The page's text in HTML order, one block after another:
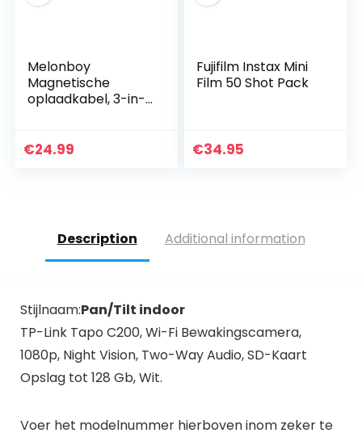
Melonboy
Magnetische
oplaadkabel, 3-in-1
m + 1 m + 2 m + 2
€24.99
Fujifilm Instax Mini
Film 50 Shot Pack
€34.95
Description Additional information
Stijlnaam:Pan/Tilt indoor
TP-Link Tapo C200, Wi-Fi Bewakingscamera,
1080p, Night Vision, Two-Way Audio, SD-Kaart
Opslag tot 128 Gb, Wit.
Voer het modelnummer hierboven inom zeker te